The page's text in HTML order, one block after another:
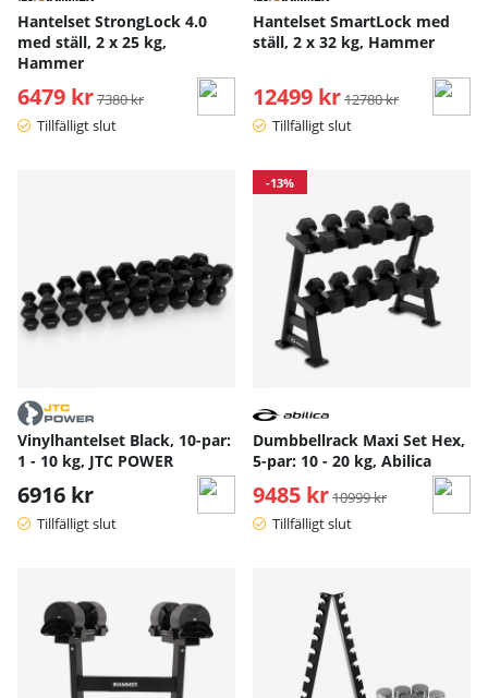
Hantelset StrongLock 4.0
med ställ, 2 x 25 kg,
Hammer
6479 krOrdinarie pris:
7380 kr
Tillfälligt slut
Hantelset SmartLock med
ställ, 2 x 32 kg, Hammer
12499 kr Ordinarie pris:
12780 kr
Tillfälligt slut
Vinylhantelset Black, 10-par:
1 - 10 kg, JTC POWER
6916 kr
Tillfälligt slut
-13%
Dumbbellrack Maxi Set Hex,
5-par: 10 - 20 kg, Abilica
9485 kr Ordinarie pris:
10999 kr
Tillfälligt slut